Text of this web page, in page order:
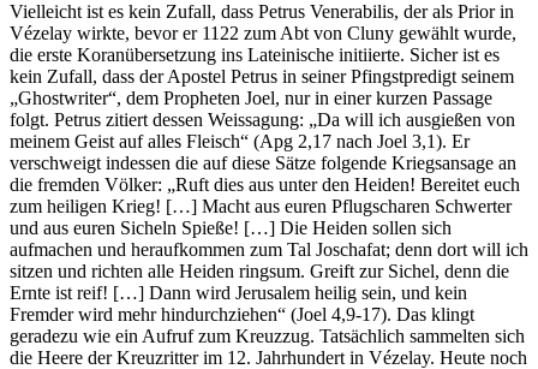
Vielleicht ist es kein Zufall, dass Petrus Venerabilis, der als Prior in
Vézelay wirkte, bevor er 1122 zum Abt von Cluny gewählt wurde,
die erste Koranübersetzung ins Lateinische initiierte. Sicher ist es
kein Zufall, dass der Apostel Petrus in seiner Pfingstpredigt seinem
„Ghostwriter“, dem Propheten Joel, nur in einer kurzen Passage
folgt. Petrus zitiert dessen Weissagung: „Da will ich ausgießen von
meinem Geist auf alles Fleisch“ (Apg 2,17 nach Joel 3,1). Er
verschweigt indessen die auf diese Sätze folgende Kriegsansage an
die fremden Völker: „Ruft dies aus unter den Heiden! Bereitet euch
zum heiligen Krieg! […] Macht aus euren Pflugscharen Schwerter
und aus euren Sicheln Spieße! […] Die Heiden sollen sich
aufmachen und heraufkommen zum Tal Joschafat; denn dort will ich
sitzen und richten alle Heiden ringsum. Greift zur Sichel, denn die
Ernte ist reif! […] Dann wird Jerusalem heilig sein, und kein
Fremder wird mehr hindurchziehen“ (Joel 4,9-17). Das klingt
geradezu wie ein Aufruf zum Kreuzzug. Tatsächlich sammelten sich
die Heere der Kreuzritter im 12. Jahrhundert in Vézelay. Heute noch